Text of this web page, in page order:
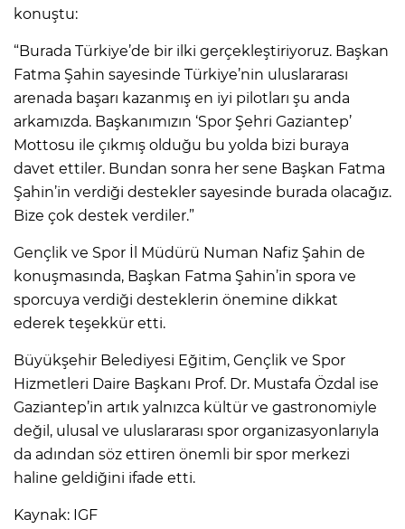
konuştu:
“Burada Türkiye’de bir ilki gerçekleştiriyoruz. Başkan
Fatma Şahin sayesinde Türkiye’nin uluslararası
arenada başarı kazanmış en iyi pilotları şu anda
arkamızda. Başkanımızın ‘Spor Şehri Gaziantep’
Mottosu ile çıkmış olduğu bu yolda bizi buraya
davet ettiler. Bundan sonra her sene Başkan Fatma
Şahin’in verdiği destekler sayesinde burada olacağız.
Bize çok destek verdiler.”
Gençlik ve Spor İl Müdürü Numan Nafiz Şahin de
konuşmasında, Başkan Fatma Şahin’in spora ve
sporcuya verdiği desteklerin önemine dikkat
ederek teşekkür etti.
Büyükşehir Belediyesi Eğitim, Gençlik ve Spor
Hizmetleri Daire Başkanı Prof. Dr. Mustafa Özdal ise
Gaziantep’in artık yalnızca kültür ve gastronomiyle
değil, ulusal ve uluslararası spor organizasyonlarıyla
da adından söz ettiren önemli bir spor merkezi
haline geldiğini ifade etti.
Kaynak: IGF